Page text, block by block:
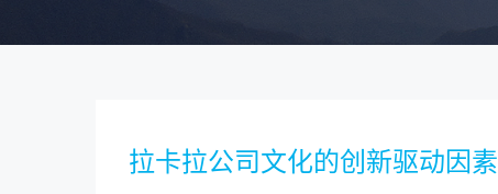
拉卡拉公司文化的创新驱动因素